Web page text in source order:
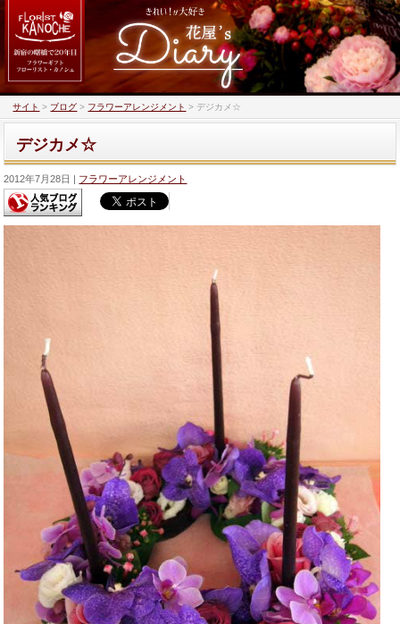
サイト > ブログ > フラワーアレンジメント > デジカメ☆
デジカメ☆
2012年7月28日 フラワーアレンジメント